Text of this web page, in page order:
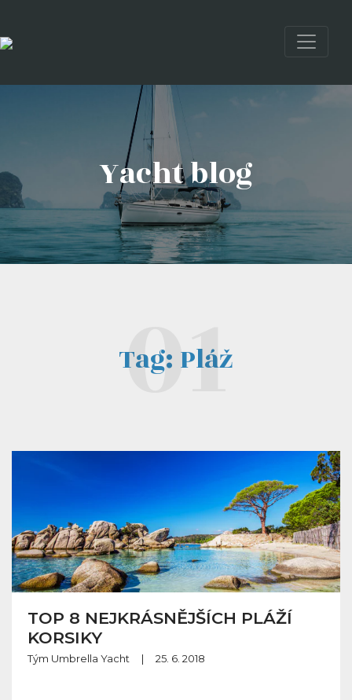
Yacht blog
Tag: Pláž
TOP 8 NEJKRÁSNĚJŠÍCH PLÁŽÍ
KORSIKY
Tým Umbrella Yacht | 25. 6. 2018